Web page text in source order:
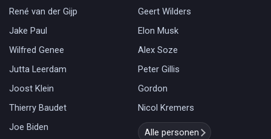
René van der Gijp
Geert Wilders
Jake Paul
Elon Musk
Wilfred Genee
Alex Soze
Jutta Leerdam
Peter Gillis
Joost Klein
Gordon
Thierry Baudet
Nicol Kremers
Joe Biden
Alle personen